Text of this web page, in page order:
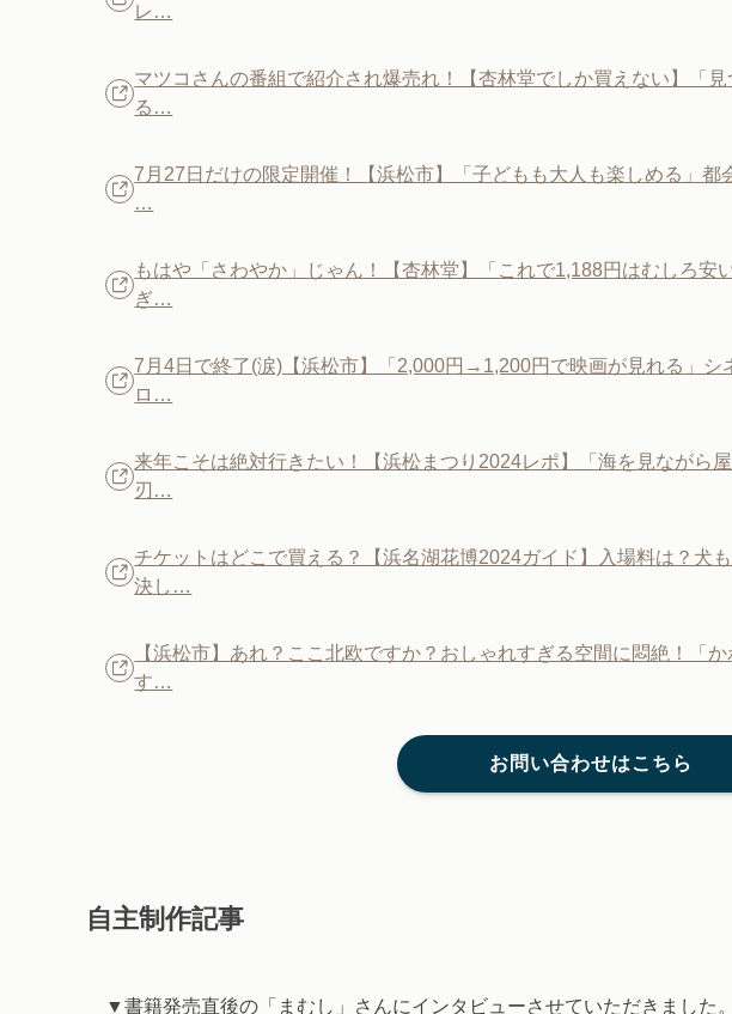
レ…
マツコさんの番組で紹介され爆売れ！【杏林堂でしか買えない】「
る…
7月27日だけの限定開催！【浜松市】「子どもも大人も楽しめる」都
…
もはや「さわやか」じゃん！【杏林堂】「これで1,188円はむしろ安
ぎ…
7月4日で終了(涙)【浜松市】「2,000円→1,200円で映画が見れる」シ
ロ…
来年こそは絶対行きたい！【浜松まつり2024レポ】「海を見ながら
刃…
チケットはどこで買える？【浜名湖花博2024ガイド】入場料は？犬
決し…
【浜松市】あれ？ここ北欧ですか？おしゃれすぎる空間に悶絶！「
す…
お問い合わせはこちら
自主制作記事
▼書籍発売直後の「まむし」さんにインタビューさせていただきました。